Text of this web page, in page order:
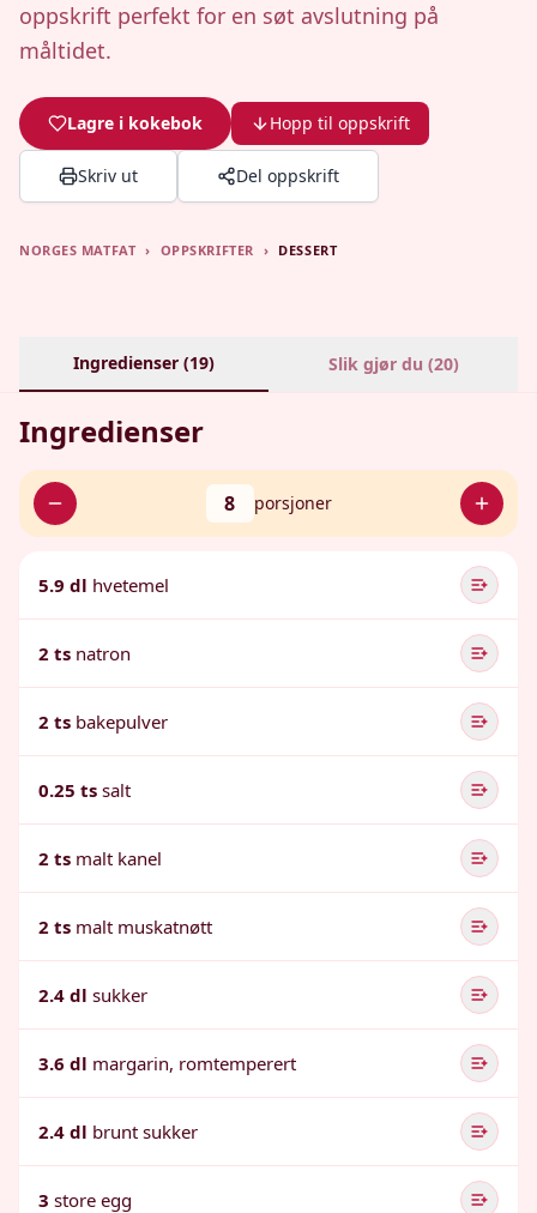
oppskrift perfekt for en søt avslutning på
måltidet.
Lagre i kokebok Hopp til oppskrift
Skriv ut Del oppskrift
NORGES MATFAT › OPPSKRIFTER › DESSERT
Ingredienser (19) Slik gjør du (20)
Ingredienser
8 porsjoner
5.9 dl hvetemel
2 ts natron
2 ts bakepulver
0.25 ts salt
2 ts malt kanel
2 ts malt muskatnøtt
2.4 dl sukker
3.6 dl margarin, romtemperert
2.4 dl brunt sukker
3 store egg